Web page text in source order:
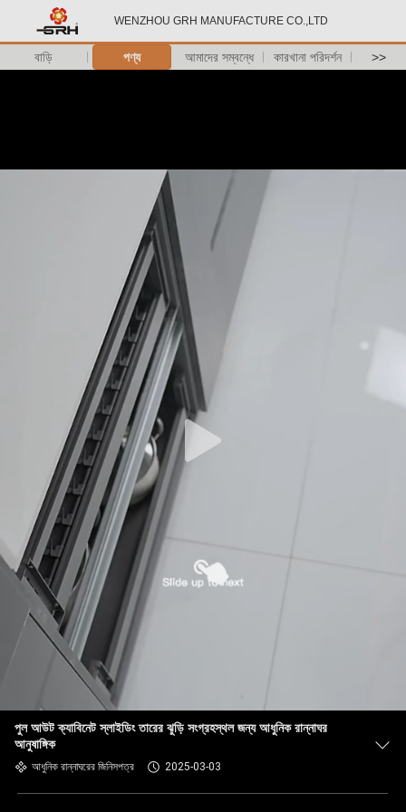
WENZHOU GRH MANUFACTURE CO.,LTD
বাড়ি পণ্য আমাদের সম্বন্ধে কারখানা পরিদর্শন >>
পুল আউট ক্যাবিনেট স্লাইডিং তারের ঝুড়ি সংগ্রহস্থল জন্য আধুনিক রান্নাঘর
আনুষাঙ্গিক
আধুনিক রান্নাঘরের জিনিসপত্র 2025-03-03